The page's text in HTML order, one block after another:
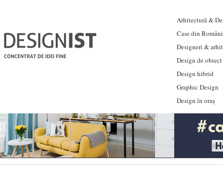
Arhitectură &
Case din
Designeri &
Design de obiect
Design hibrid
Graphic Design
Design în oraș